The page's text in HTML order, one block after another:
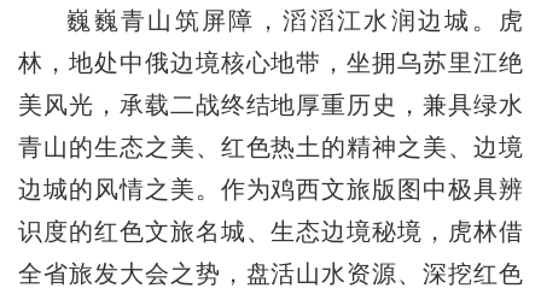
巍巍青山筑屏障，滔滔江水润边城。虎
林，地处中俄边境核心地带，坐拥乌苏里江绝
美风光，承载二战终结地厚重历史，兼具绿水
青山的生态之美、红色热土的精神之美、边境
边城的风情之美。作为鸡西文旅版图中极具辨
识度的红色文旅名城、生态边境秘境，虎林借
全省旅发大会之势，盘活山水资源、深挖红色